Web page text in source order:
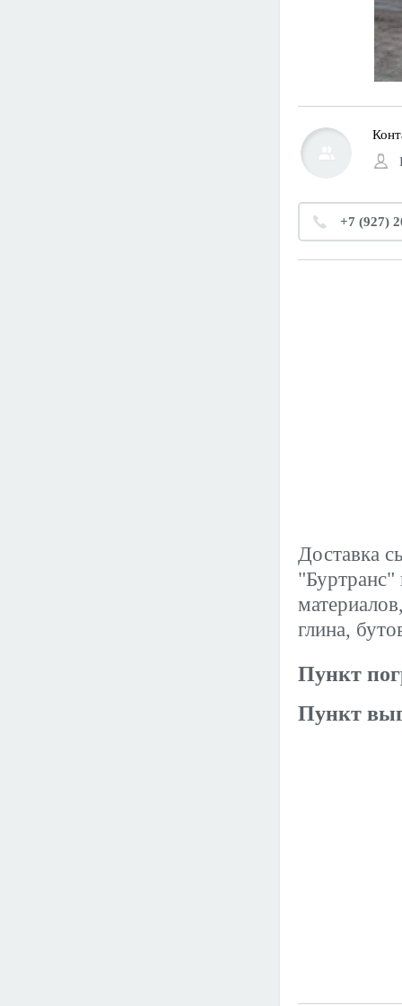
+7 (927)
Доставка
"Буртранс"
глина,
Пункт
Пункт